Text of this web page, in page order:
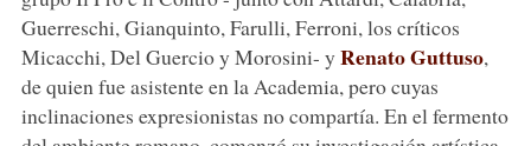
Guerreschi, Gianquinto, Farulli, Ferroni, los críticos
Micacchi, Del Guercio y Morosini- y Renato Guttuso,
de quien fue asistente en la Academia, pero cuyas
inclinaciones expresionistas no compartía. En el fermento